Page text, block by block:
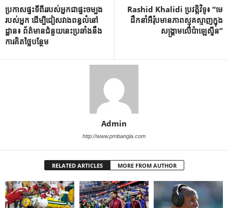
ប្រកាសផ្ទះទីពីររបស់អ្នកជាផ្ទះចម្បង
របស់អ្នក ដើម្បីជៀសវាងពន្ធលំនៅ
ដ្ឋាន៖ ព័ត៌មានជំនួយនេះប្រឆាំងនឹង
ការគិតថ្លៃបន្ថែម
Rashid Khalidi ប្រវត្តិវិទូ៖ “មេ
ដឹកនាំអឺរ៉ុបមានភាពស្មុគស្មាញក្នុង
សង្គ្រាមលើប៉ាឡេស្ទីន”
Admin
http://www.pmbangla.com
RELATED ARTICLES MORE FROM AUTHOR